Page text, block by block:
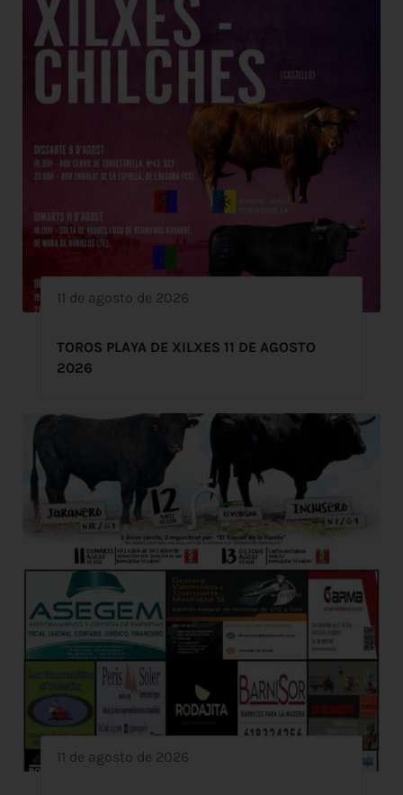
11 de agosto de 2026
TOROS PLAYA DE XILXES 11 DE AGOSTO
2026
11 de agosto de 2026